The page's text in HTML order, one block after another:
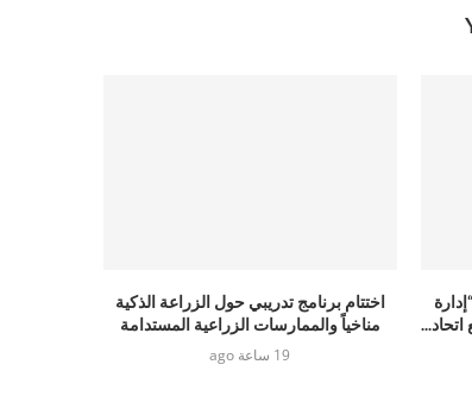
اختتام برنامج تدريبي حول الزراعة الذكية
مناخياً والممارسات الزراعية المستدامة
19 ساعة ago
اتحاد...